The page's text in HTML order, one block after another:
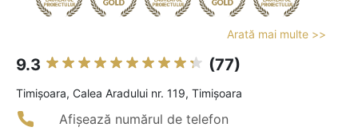
Arată mai multe >>
9.3 (77)
Timişoara, Calea Aradului nr. 119, Timișoara
Afișează numărul de telefon